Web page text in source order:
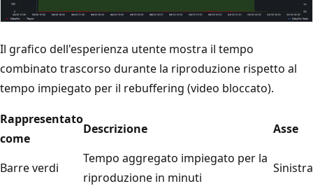
Il grafico dell'esperienza utente mostra il tempo
combinato trascorso durante la riproduzione rispetto al
tempo impiegato per il rebuffering (video bloccato).
Rappresentato
come
Descrizione Asse
Barre verdi
Tempo aggregato impiegato per la
riproduzione in minuti
Sinistra